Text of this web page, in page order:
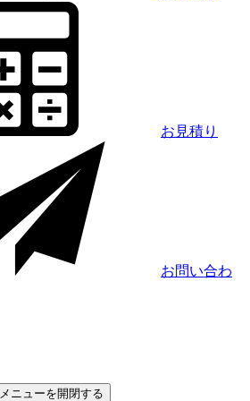
お見積り
お問い合わ
メニューを開閉する